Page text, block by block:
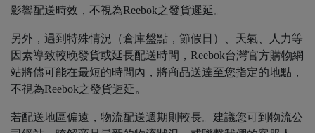
影響配送時效，不視為Reebok之發貨遲延。
另外，遇到特殊情況（倉庫盤點，節假日）、天氣、人力等
因素導致較晚發貨或延長配送時間，Reebok台灣官方購物網
站將儘可能在最短的時間內，將商品送達至您指定的地點，
不視為Reebok之發貨遲延。
若配送地區偏遠，物流配送週期則較長。建議您可到物流公